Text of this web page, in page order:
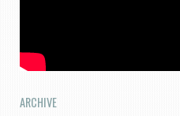
ARCHIVE